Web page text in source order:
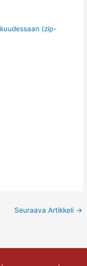
(zip-
Seuraava Artikkeli →